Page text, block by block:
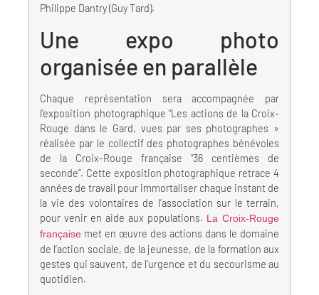
Philippe Dantry (Guy Tard).
Une expo photo
organisée en parallèle
Chaque représentation sera accompagnée par
l’exposition photographique “Les actions de la Croix-
Rouge dans le Gard, vues par ses photographes »
réalisée par le collectif des photographes bénévoles
de la Croix-Rouge française “36 centièmes de
seconde”. Cette exposition photographique retrace 4
années de travail pour immortaliser chaque instant de
la vie des volontaires de l’association sur le terrain,
pour venir en aide aux populations. La Croix-Rouge
française met en œuvre des actions dans le domaine
de l’action sociale, de la jeunesse, de la formation aux
gestes qui sauvent, de l’urgence et du secourisme au
quotidien.